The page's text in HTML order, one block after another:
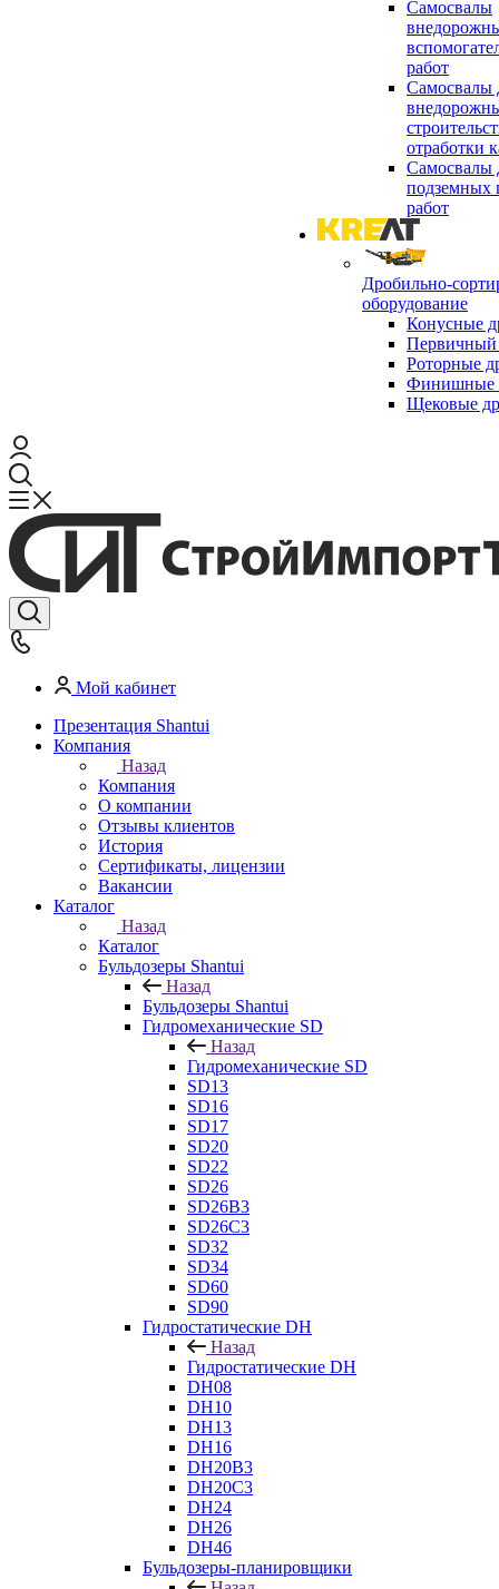
Самосвалы
работ
Самосвалы
отработки
Самосвалы
подземных
работ
Дробильно-
оборудование
Конусные
Первичный
Роторные
Финишные
Щековые
Мой кабинет
Презентация Shantui
Компания
Назад
Компания
О компании
Отзывы клиентов
История
Сертификаты, лицензии
Вакансии
Каталог
Назад
Каталог
Бульдозеры Shantui
Назад
Бульдозеры Shantui
Гидромеханические SD
Назад
Гидромеханические SD
SD13
SD16
SD17
SD20
SD22
SD26
SD26B3
SD26C3
SD32
SD34
SD60
SD90
Гидростатические DH
Назад
Гидростатические DH
DH08
DH10
DH13
DH16
DH20B3
DH20C3
DH24
DH26
DH46
Бульдозеры-планировщики